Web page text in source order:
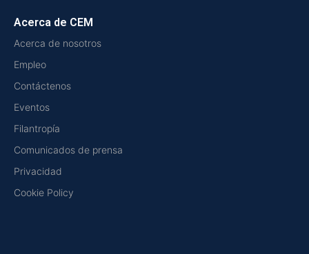
Acerca de CEM
Acerca de nosotros
Empleo
Contáctenos
Eventos
Filantropía
Comunicados de prensa
Privacidad
Cookie Policy